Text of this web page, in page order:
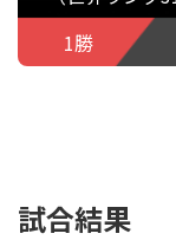
1勝
試合結果